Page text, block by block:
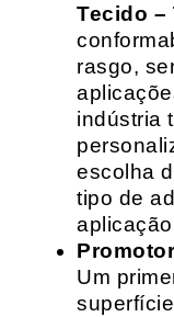
Tecido –
rasgo,
indústria
escolha
tipo de
Um